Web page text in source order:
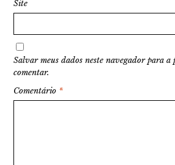
Site
Salvar meus dados neste navegador para a
comentar.
Comentário *